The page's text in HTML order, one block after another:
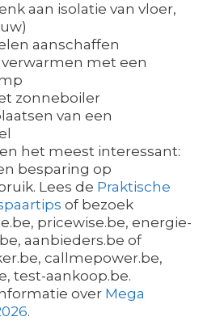
aan isolatie van vloer,
aanschaffen
met een
zonneboiler
van een
het meest interessant:
besparing op
Lees de Praktische
of bezoek
pricewise.be, energie-
aanbieders.be of
callmepower.be,
test-aankoop.be.
over Mega
.